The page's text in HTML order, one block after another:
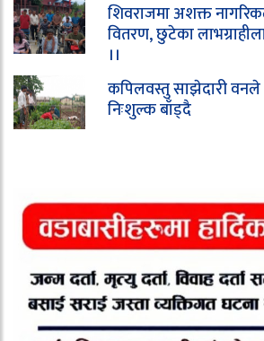
शिवराजमा अशक्त
वितरण, छुटेका
।।
कपिलवस्तु साझेदारी वनले
निःशुल्क बाँड्दै